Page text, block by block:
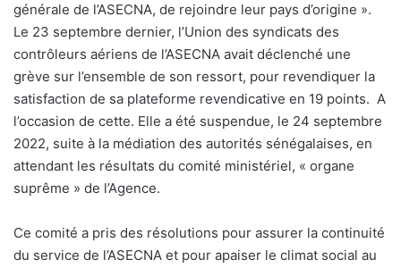
générale de l’ASECNA, de rejoindre leur pays d’origine ».
Le 23 septembre dernier, l’Union des syndicats des
contrôleurs aériens de l’ASECNA avait déclenché une
grève sur l’ensemble de son ressort, pour revendiquer la
satisfaction de sa plateforme revendicative en 19 points. A
l’occasion de cette. Elle a été suspendue, le 24 septembre
2022, suite à la médiation des autorités sénégalaises, en
attendant les résultats du comité ministériel, « organe
suprême » de l’Agence.
Ce comité a pris des résolutions pour assurer la continuité
du service de l’ASECNA et pour apaiser le climat social au